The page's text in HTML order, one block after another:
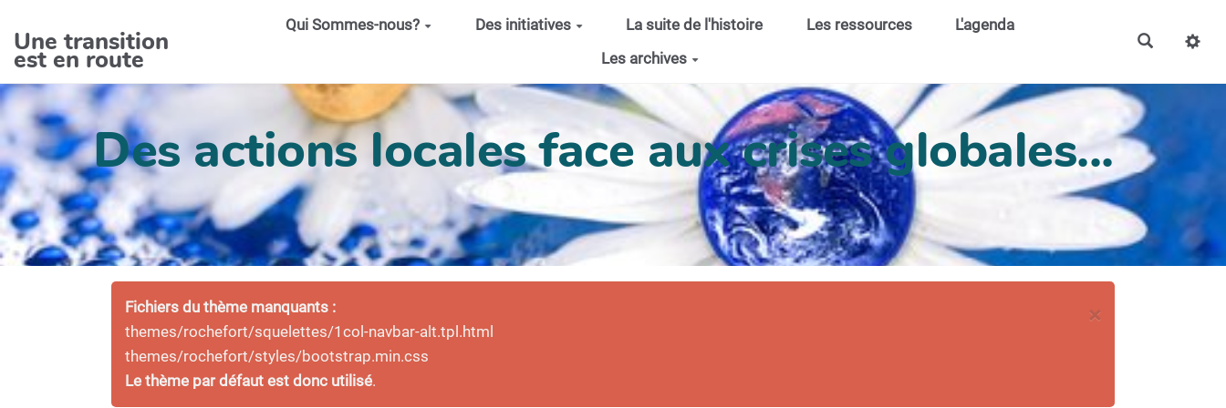
Une transition
est en route
Qui Sommes-nous? Des initiatives La suite de l'histoire Les ressources
L'agenda
Les archives
Des actions locales face aux crises globales...
×
Fichiers du thème manquants :
themes/rochefort/squelettes/1col-navbar-alt.tpl.html
themes/rochefort/styles/bootstrap.min.css
Le thème par défaut est donc utilisé.